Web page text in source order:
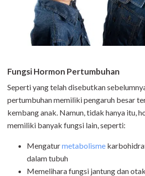
FungsiHormon Pertumbuhan
Seperti yang telah disebutkan
pertumbuhan memiliki pengaruh besar
kembang anak. Namun, tidak hanya itu,
memiliki banyak fungsi lain, seperti:
Mengaturmetabolisme
dalam tubuh
Memelihara fungsi jantung dan otak